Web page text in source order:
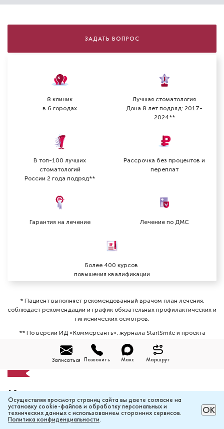
ЗАДАТЬ ВОПРОС
8 клиник
в 6 городах
Лучшая стоматология
Дона 8 лет подряд: 2017-
2024**
В топ-100 лучших
стоматологий
России 2 года подряд**
Рассрочка без процентов и
переплат
Гарантия на лечение Лечение по ДМС
Более 400 курсов
повышения квалификации
* Пациент выполняет рекомендованный врачом план лечения,
соблюдает рекомендации и график обязательных профилактических и
гигиенических осмотров⁠.
** По версии ИД «Коммерсантъ», журнала StartSmile и проекта
Контакты
Записаться Позвонить Макс Маршрут
Осуществляя просмотр страниц сайта вы даете согласие на
установку cookie-файлов и обработку персональных и
технических данных с использованием сторонних сервисов.
Политика конфиденциальности.
ОК
РАССЧИТАТЬ ЦЕНУ ОНЛАЙН